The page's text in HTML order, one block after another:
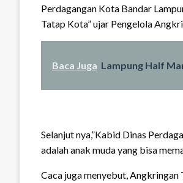
Perdagangan Kota Bandar
Tatap Kota” ujar Pengelola
Baca Juga Lampung Half
Selanjut nya,”Kabid Dinas
adalah anak muda yang bisa
Caca juga menyebut,